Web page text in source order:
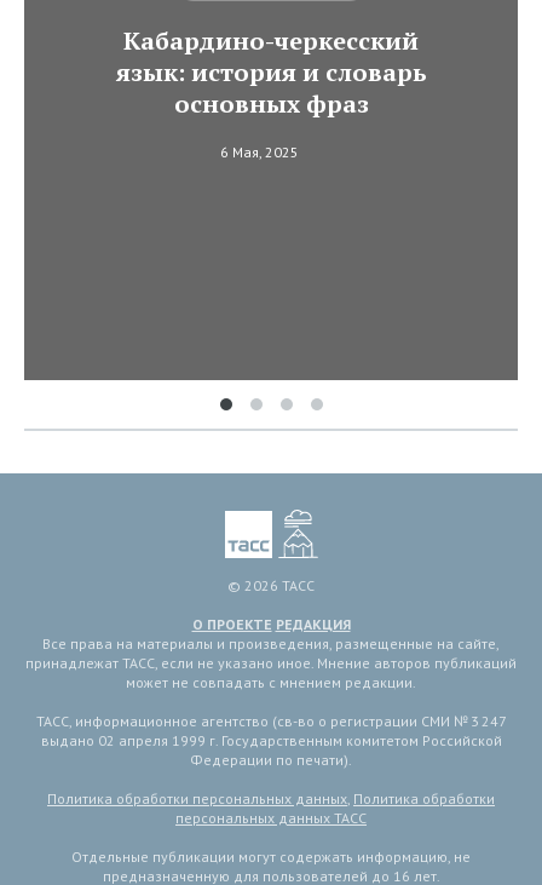
Кабардино-черкесский
язык: история и словарь
основных фраз
6 Мая, 2025
© 2026 ТАСС
О ПРОЕКТЕ РЕДАКЦИЯ
Все права на материалы и произведения, размещенные на сайте,
принадлежат ТАСС, если не указано иное. Мнение авторов публикаций
может не совпадать с мнением редакции.
ТАСС, информационное агентство (св-во о регистрации СМИ № 3 247
выдано 02 апреля 1999 г. Государственным комитетом Российской
Федерации по печати).
Политика обработки персональных данных, Политика обработки
персональных данных ТАСС
Отдельные публикации могут содержать информацию, не
предназначенную для пользователей до 16 лет.